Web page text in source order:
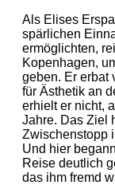
Als Elises
spärlichen
ermöglichten,
Kopenhagen,
geben. Er erbat
für Ästhetik an
erhielt er nicht,
Jahre. Das Ziel
Zwischenstopp
Und hier
Reise deutlich
das ihm fremd